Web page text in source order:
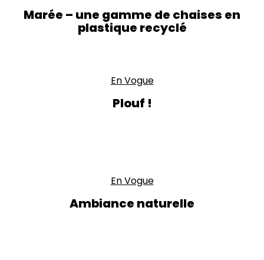
Marée – une gamme de chaises en
plastique recyclé
En Vogue
Plouf !
En Vogue
Ambiance naturelle